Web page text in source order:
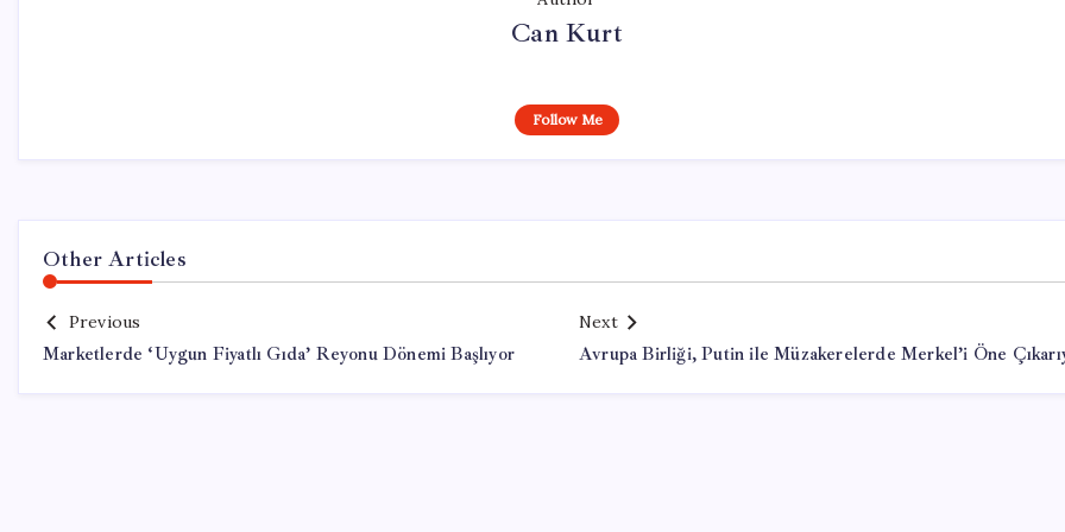
Can Kurt
Follow Me
Other Articles
Previous
Marketlerde ‘Uygun Fiyatlı Gıda’ Reyonu Dönemi Başlıyor
Next
Avrupa Birliği, Putin ile Müzakerelerde Merkel’i Öne